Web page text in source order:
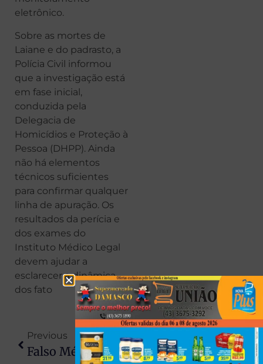
eletrônico.
Sobre as mortes de
Laiane e do padrasto, a
Polícia Civil informou
que a investigação está
em fase inicial,
conduzida pela
Delegacia de
Homicídios e Proteção à
Pessoa (DHPP). Ainda
não há elementos
técnicos suficientes
para confirmar qualquer
linha de apuração. Os
resultados da perícia e
dos exames do
Instituto Médico Legal
devem ajudar a
esclarecer a dinâmica
dos fato
Previous
Falso Médico É Preso Após Morte De Mulher Em Clínica De Aborto Clandestina
Next
Jovem Morre Após Moto Ser Atingida Por Na Traseira Por Carro Na BR-376; Motorista Fugiu